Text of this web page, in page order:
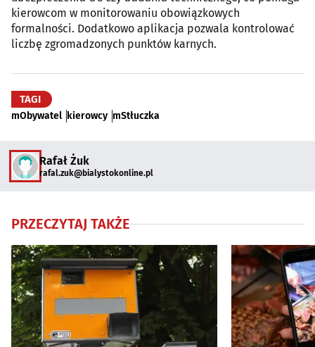
kierowcom w monitorowaniu obowiązkowych
formalności. Dodatkowo aplikacja pozwala kontrolować
liczbę zgromadzonych punktów karnych.
TAGI
mObywatel kierowcy mStłuczka
Rafał Żuk
rafal.zuk@bialystokonline.pl
PRZECZYTAJ TAKŻE